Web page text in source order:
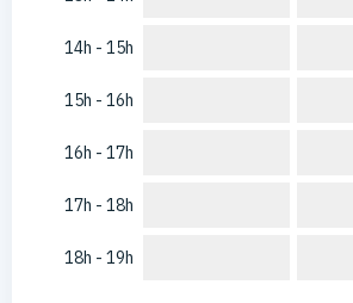
14h - 15h
15h - 16h
16h - 17h
17h - 18h
18h - 19h